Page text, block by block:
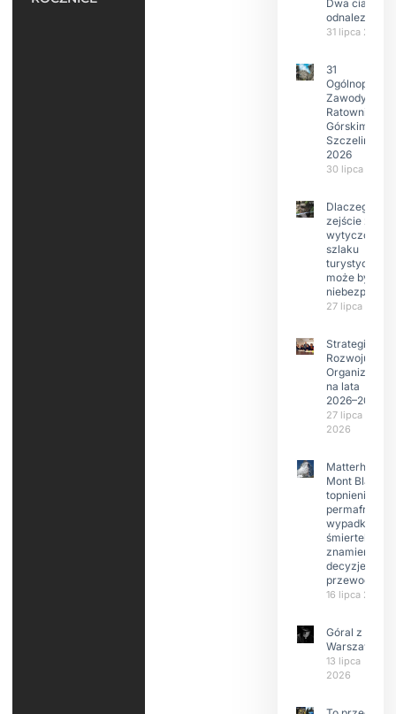
Dwa ciała
odnalezione.
31 lipca 2026
31
Ogólnopolskie
Zawody w
Ratownictwie
Górskim –
Szczeliniec
2026
30 lipca 2026
Dlaczego
zejście z
wytyczonego
szlaku
może być
27 lipca 2026
Strategia
Rozwoju
Organizacji
na lata
2026–2029
27 lipca
2026
Matterhorn i
Mont Blanc:
topnienie
permafrost,
wypadki
śmiertelne,
znamienne
decyzje
16 lipca 2026
Góral z
Warszawy.
13 lipca
2026